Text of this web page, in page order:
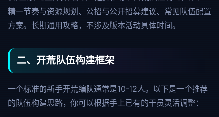
精一节奏与资源规划、公招与公开招募建议、常见队伍配置
方案。长期通用攻略，不涉及版本活动具体时间。
二、开荒队伍构建框架
一个标准的新手开荒编队通常是10-12人。以下是一个推荐
的队伍构建思路，你可以根据手上已有的干员灵活调整：